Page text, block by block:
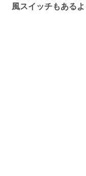
風スイッチもあるよ